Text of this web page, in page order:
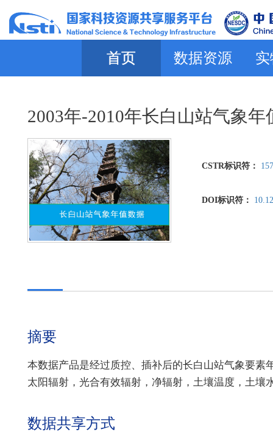
首页 数据资源
2003年-2010年长白山站气象年
CSTR标识符：
DOI标识符：
摘要
本数据产品是经过质控、插补后的长白山站气象要
太阳辐射，光合有效辐射，净辐射，土壤温度，土壤
数据共享方式